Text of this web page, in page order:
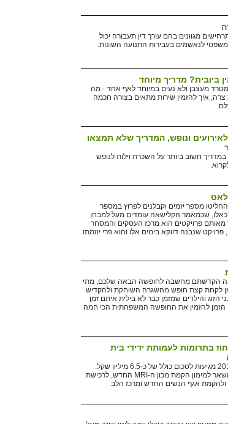
מגוונים בהם עורך דין תעבורה יכול
משפטי לנאשמים בעבירות התנועה השונות.
ביובית? מדריך מיוחד
מעצבן ולא נעים במיוחד לאף אחד - מה
איך להזמין שירות מתאים בצורה חכמה
ונופש, המדריך שלא תמצאו
חשוב ביותר על השכרת וילות לנופש
החליטו מספר יזמים וקבלנים לפרוץ במספר
כאלו, שכמאמר הקלישאה עומדים מעל למבחן
מאותם פרויקטים הוא מרכז העסקים והמסחר
שנבנה דווקא בימים אלו והוא פרי יוזמתו
הקדשתם מחשבה לחופשה הבאה שלכם, מתי
לקחת קצת חופש מהשגרה השוחקת ולהקדיש
הזוג והילדים שמזמן כבר לא בילית איתם זמן
הזמן להזמין את החופשה המשפחתית הכי חמה
של 35 אחוז בתרומות לעמותת ידידי בית
ההכנסות לשנת 2011 מגיעות לסכום כולל של כ-6.5 מיליון שקל.
הכסף משמש בין השאר למימון הקמת מכון ה-MRI החדש, לרכישת
ולהקמת אגף הנשים החדש ומרכז הלב